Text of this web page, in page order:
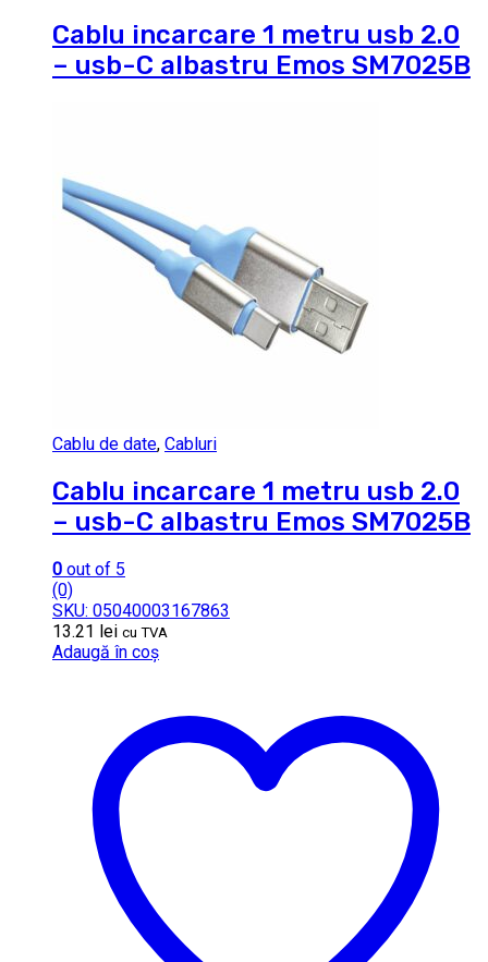
Cablu incarcare 1 metru usb 2.0
– usb-C albastru Emos SM7025B
Cablu de date, Cabluri
Cablu incarcare 1 metru usb 2.0
– usb-C albastru Emos SM7025B
0 out of 5
(0)
SKU: 05040003167863
13.21 lei cu TVA
Adaugă în coș